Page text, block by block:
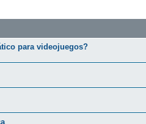
para videojuegos?